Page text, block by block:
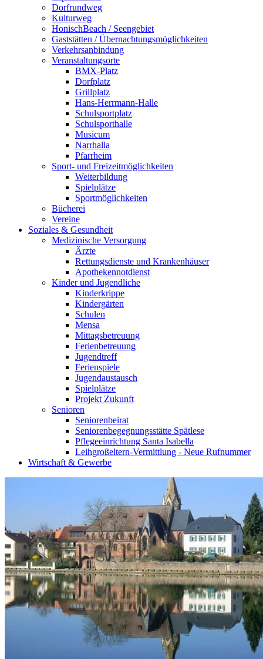
Dorfrundweg
Kulturweg
HonischBeach / Seengebiet
Gaststätten / Übernachtungsmöglichkeiten
Verkehrsanbindung
Veranstaltungsorte
BMX-Platz
Dorfplatz
Grillplatz
Hans-Herrmann-Halle
Schulsportplatz
Schulsporthalle
Musicum
Narrhalla
Pfarrheim
Sport- und Freizeitmöglichkeiten
Weiterbildung
Spielplätze
Sportmöglichkeiten
Bücherei
Vereine
Soziales & Gesundheit
Medizinische Versorgung
Ärzte
Rettungsdienste und Krankenhäuser
Apothekennotdienst
Kinder und Jugendliche
Kinderkrippe
Kindergärten
Schulen
Mensa
Mittagsbetreuung
Ferienbetreuung
Jugendtreff
Ferienspiele
Jugendaustausch
Spielplätze
Projekt Zukunft
Senioren
Seniorenbeirat
Seniorenbegegnungsstätte Spätlese
Pflegeeinrichtung Santa Isabella
Leihgroßeltern-Vermittlung - Neue Rufnummer
Wirtschaft & Gewerbe